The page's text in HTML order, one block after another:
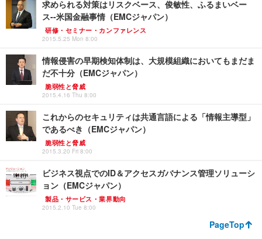
求められる対策はリスクベース、俊敏性、ふるまいベー
ス--米国金融事情（EMCジャパン）
研修・セミナー・カンファレンス
2015.5.25 Mon 8:00
情報侵害の早期検知体制は、大規模組織においてもまだま
だ不十分（EMCジャパン）
脆弱性と脅威
2015.4.16 Thu 8:00
これからのセキュリティは共通言語による「情報主導型」
であるべき（EMCジャパン）
脆弱性と脅威
2015.3.20 Fri 8:00
ビジネス視点でのID＆アクセスガバナンス管理ソリューシ
ョン（EMCジャパン）
製品・サービス・業界動向
2015.2.10 Tue 8:00
PageTop